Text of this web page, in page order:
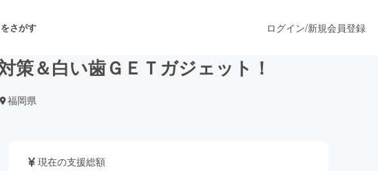
さがす ログイン/新規会員登録
策＆白い歯ＧＥＴガジェット！
福岡県
現在の支援総額